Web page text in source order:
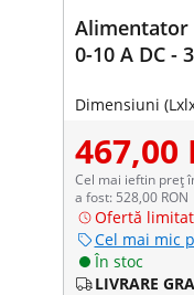
Alimentator
0-10 A DC -
Dimensiuni
467,00
Cel mai ieftin preț
a fost: 528,00 RON
Ofertă
Cel mai mic
În stoc
LIVRARE